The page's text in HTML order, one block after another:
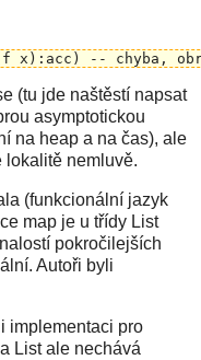
x):acc) -- chyba,
(tu jde naštěstí napsat
asymptotickou
na heap a na čas), ale
lokalitě nemluvě.
(funkcionální jazyk
map je u třídy List
pokročilejších
Autoři byli
implementaci pro
List ale nechává